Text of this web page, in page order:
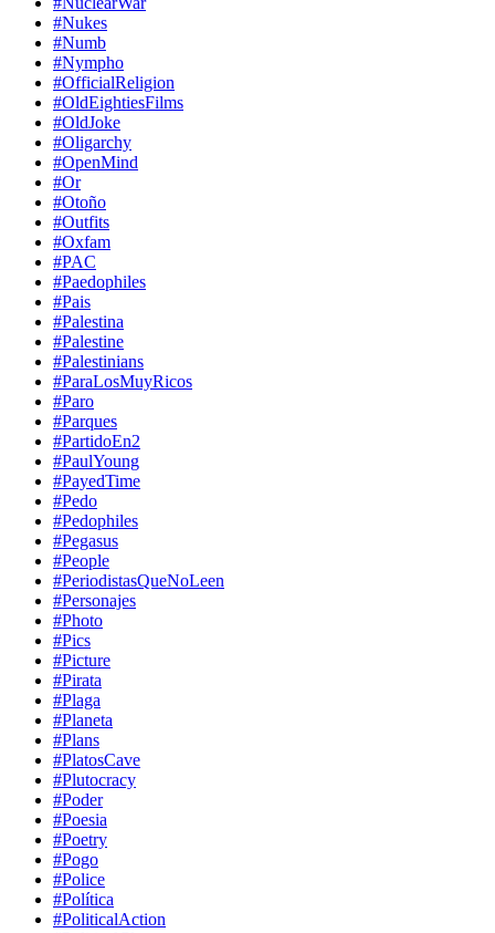
#Nukes
#Numb
#Nympho
#OfficialReligion
#OldEightiesFilms
#OldJoke
#Oligarchy
#OpenMind
#Or
#Otoño
#Outfits
#Oxfam
#PAC
#Paedophiles
#Pais
#Palestina
#Palestine
#Palestinians
#ParaLosMuyRicos
#Paro
#Parques
#PartidoEn2
#PaulYoung
#PayedTime
#Pedo
#Pedophiles
#Pegasus
#People
#PeriodistasQueNoLeen
#Personajes
#Photo
#Pics
#Picture
#Pirata
#Plaga
#Planeta
#Plans
#PlatosCave
#Plutocracy
#Poder
#Poesia
#Poetry
#Pogo
#Police
#Política
#PoliticalAction